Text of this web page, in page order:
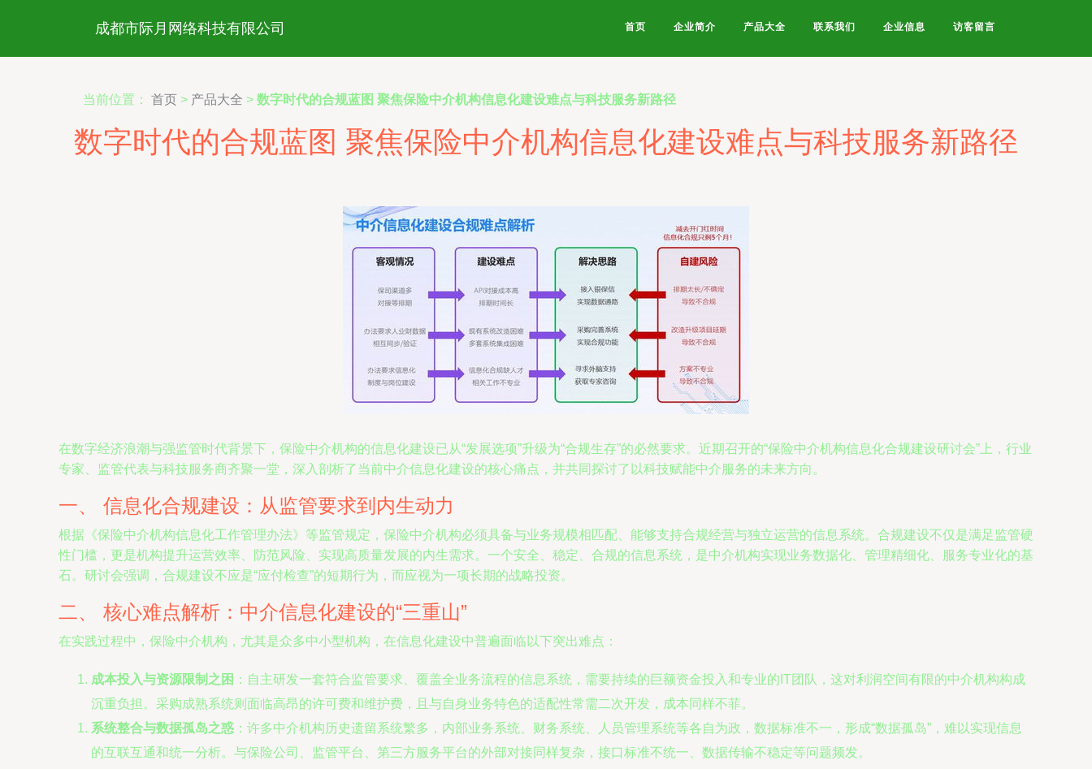
成都市际月网络科技有限公司 首页 企业简介 产品大全 联系我们 企业信息 访客留言
当前位置： 首页 > 产品大全 > 数字时代的合规蓝图 聚焦保险中介机构信息化建设难点与科技服务新路径
数字时代的合规蓝图 聚焦保险中介机构信息化建设难点与科技服务新路径
在数字经济浪潮与强监管时代背景下，保险中介机构的信息化建设已从“发展选项”升级为“合规生存”的必然要求。近期召开的“保险中介机构信息化合规建设研讨会”上，行业
专家、监管代表与科技服务商齐聚一堂，深入剖析了当前中介信息化建设的核心痛点，并共同探讨了以科技赋能中介服务的未来方向。
一、 信息化合规建设：从监管要求到内生动力
根据《保险中介机构信息化工作管理办法》等监管规定，保险中介机构必须具备与业务规模相匹配、能够支持合规经营与独立运营的信息系统。合规建设不仅是满足监管硬
性门槛，更是机构提升运营效率、防范风险、实现高质量发展的内生需求。一个安全、稳定、合规的信息系统，是中介机构实现业务数据化、管理精细化、服务专业化的基
石。研讨会强调，合规建设不应是“应付检查”的短期行为，而应视为一项长期的战略投资。
二、 核心难点解析：中介信息化建设的“三重山”
在实践过程中，保险中介机构，尤其是众多中小型机构，在信息化建设中普遍面临以下突出难点：
成本投入与资源限制之困 ：自主研发一套符合监管要求、覆盖全业务流程的信息系统，需要持续的巨额资金投入和专业的IT团队，这对利润空间有限的中介机构构成
沉重负担。采购成熟系统则面临高昂的许可费和维护费，且与自身业务特色的适配性常需二次开发，成本同样不菲。
系统整合与数据孤岛之惑 ：许多中介机构历史遗留系统繁多，内部业务系统、财务系统、人员管理系统等各自为政，数据标准不一，形成“数据孤岛”，难以实现信息
的互联互通和统一分析。与保险公司、监管平台、第三方服务平台的外部对接同样复杂，接口标准不统一、数据传输不稳定等问题频发。